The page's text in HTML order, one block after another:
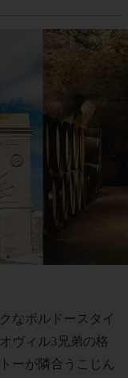
なボルドースタイ
ヴィル3兄弟の格
ーが隣合うこじん